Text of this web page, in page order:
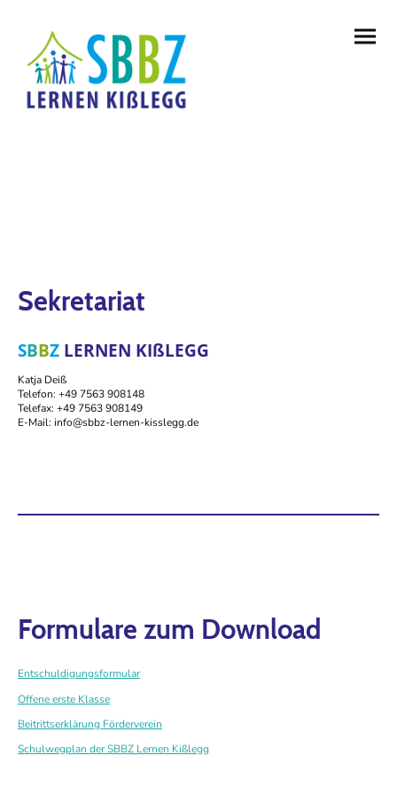
Sekretariat
SBBZ LERNEN KIßLEGG
Katja Deiß
Telefon: +49 7563 908148
Telefax: +49 7563 908149
E-Mail: info@sbbz-lernen-kisslegg.de
Formulare zum Download
Entschuldigungsformular
Offene erste Klasse
Beitrittserklärung Förderverein
Schulwegplan der SBBZ Lernen Kißlegg